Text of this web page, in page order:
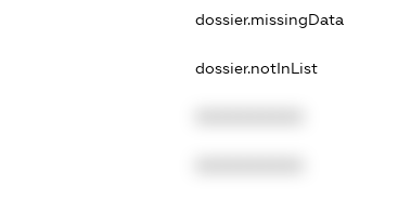
dossier.missingData
dossier.notInList